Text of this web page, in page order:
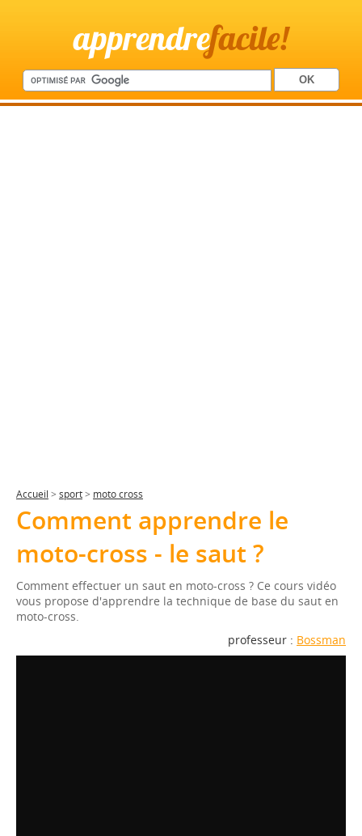
apprendrefacile!
Accueil > sport> moto cross
Comment apprendre le
moto-cross - le saut ?
Comment effectuer un saut en moto-cross ? Ce cours vidéo
vous propose d'apprendre la technique de base du saut en
moto-cross.
professeur : Bossman